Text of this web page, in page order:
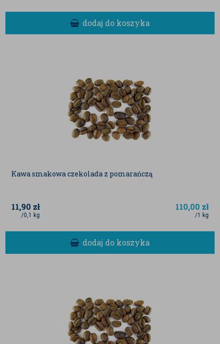
dodaj do koszyka
Kawa smakowa czekolada z pomarańczą
11,90 zł
/0,1 kg
110,00 zł
/1 kg
dodaj do koszyka